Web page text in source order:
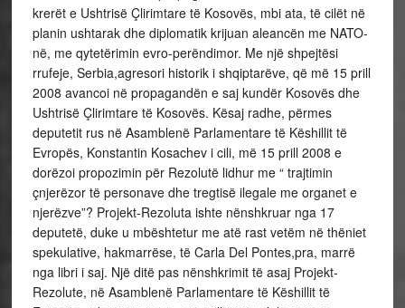
krerët e Ushtrisë Çlirimtare të Kosovës, mbi ata, të cilët në
planin ushtarak dhe diplomatik krijuan aleancën me NATO-
në, me qytetërimin evro-perëndimor. Me një shpejtësi
rrufeje, Serbia,agresori historik i shqiptarëve, që më 15 prill
2008 avancoi në propagandën e saj kundër Kosovës dhe
Ushtrisë Çlirimtare të Kosovës. Kësaj radhe, përmes
deputetit rus në Asamblenë Parlamentare të Këshillit të
Evropës, Konstantin Kosachev i cili, më 15 prill 2008 e
dorëzoi propozimin për Rezolutë lidhur me “ trajtimin
çnjerëzor të personave dhe tregtisë ilegale me organet e
njerëzve”? Projekt-Rezoluta ishte nënshkruar nga 17
deputetë, duke u mbështetur me atë rast vetëm në thëniet
spekulative, hakmarrëse, të Carla Del Pontes,pra, marrë
nga libri i saj. Një ditë pas nënshkrimit të asaj Projekt-
Rezolute, në Asamblenë Parlamentare të Këshillit të